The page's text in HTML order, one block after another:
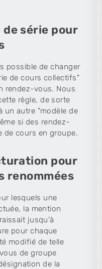
de série pour
possible de changer
de cours collectifs"
rendez-vous. Nous
règle, de sorte
un autre "modèle de
si des rendez-
de cours en groupe.
pour
renommées
lesquels une
la mention
jusqu'à
pour chaque
modifié de telle
de groupe
de la